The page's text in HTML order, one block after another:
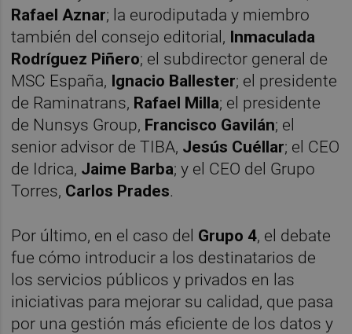
Rafael Aznar; la eurodiputada y miembro
también del consejo editorial, Inmaculada
Rodríguez Piñero; el subdirector general de
MSC España, Ignacio Ballester; el presidente
de Raminatrans, Rafael Milla; el presidente
de Nunsys Group, Francisco Gavilán; el
senior advisor de TIBA, Jesús Cuéllar; el CEO
de Idrica, Jaime Barba; y el CEO del Grupo
Torres, Carlos Prades.
Por último, en el caso del Grupo 4, el debate
fue cómo introducir a los destinatarios de
los servicios públicos y privados en las
iniciativas para mejorar su calidad, que pasa
por una gestión más eficiente de los datos y